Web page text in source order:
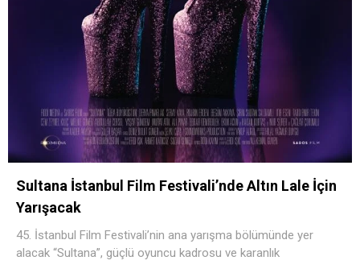
Sultana İstanbul Film Festivali’nde Altın Lale İçin
Yarışacak
45. İstanbul Film Festivali’nin ana yarışma bölümünde yer
alacak “Sultana”, güçlü oyuncu kadrosu ve karanlık